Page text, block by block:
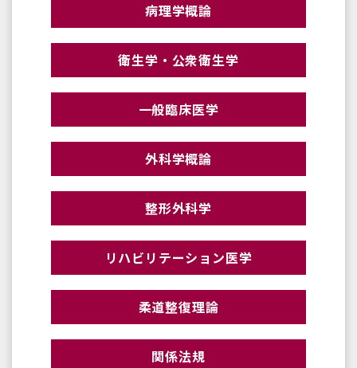
病理学概論
衛生学・公衆衛生学
一般臨床医学
外科学概論
整形外科学
リハビリテーション医学
柔道整復理論
関係法規